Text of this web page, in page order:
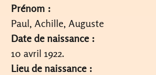
Prénom :
Paul, Achille, Auguste
Date de naissance :
10 avril 1922.
Lieu de naissance :